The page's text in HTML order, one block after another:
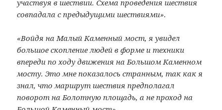
участвуя в шествии. Схема проведения шествия
совпадала с предыдущими шествиями».
«Войдя на Малый Каменный мост, я увидел
большое скопление людей в форме и техники
впереди по ходу движения на Большом Каменном
мосту. Это мне показалось странным, так как я
знал, что маршрут шествия предполагал
поворот на Болотную площадь, а не проход на